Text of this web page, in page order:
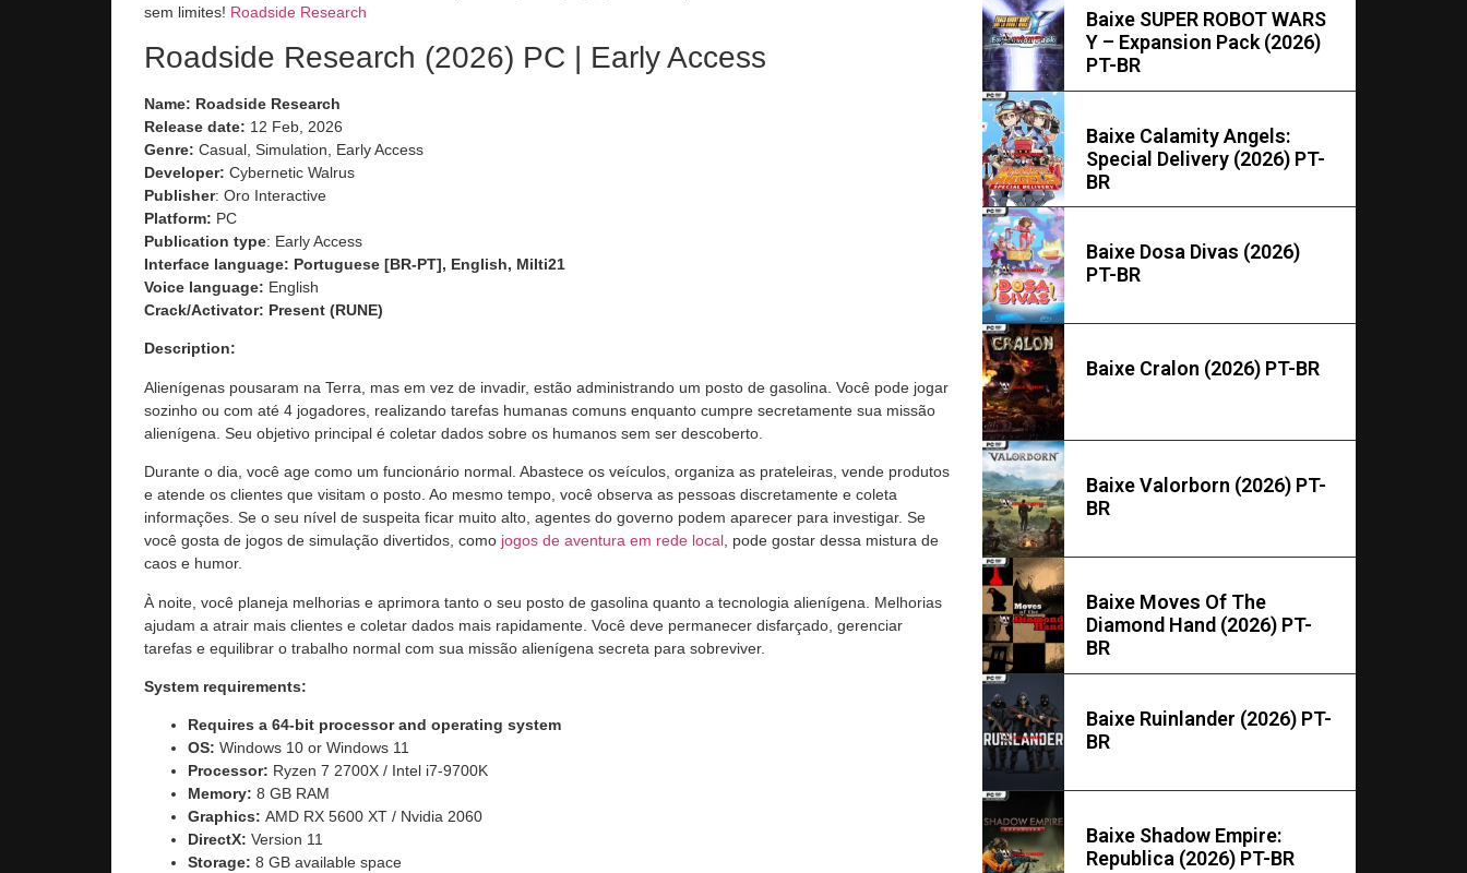
sem limites! Roadside Research
Roadside Research (2026) PC | Early Access
Name: Roadside Research
Release date: 12 Feb, 2026
Genre: Casual, Simulation, Early Access
Developer: Cybernetic Walrus
Publisher: Oro Interactive
Platform: PC
Publication type: Early Access
Interface language: Portuguese [BR-PT], English, Milti21
Voice language: English
Crack/Activator: Present (RUNE)
Description:
Alienígenas pousaram na Terra, mas em vez de invadir, estão administrando um posto de gasolina. Você pode jogar
sozinho ou com até 4 jogadores, realizando tarefas humanas comuns enquanto cumpre secretamente sua missão
alienígena. Seu objetivo principal é coletar dados sobre os humanos sem ser descoberto.
Durante o dia, você age como um funcionário normal. Abastece os veículos, organiza as prateleiras, vende produtos
e atende os clientes que visitam o posto. Ao mesmo tempo, você observa as pessoas discretamente e coleta
informações. Se o seu nível de suspeita ficar muito alto, agentes do governo podem aparecer para investigar. Se
você gosta de jogos de simulação divertidos, como jogos de aventura em rede local, pode gostar dessa mistura de
caos e humor.
À noite, você planeja melhorias e aprimora tanto o seu posto de gasolina quanto a tecnologia alienígena. Melhorias
ajudam a atrair mais clientes e coletar dados mais rapidamente. Você deve permanecer disfarçado, gerenciar
tarefas e equilibrar o trabalho normal com sua missão alienígena secreta para sobreviver.
System requirements:
Requires a 64-bit processor and operating system
OS: Windows 10 or Windows 11
Processor: Ryzen 7 2700X / Intel i7-9700K
Memory: 8 GB RAM
Graphics: AMD RX 5600 XT / Nvidia 2060
DirectX: Version 11
Storage: 8 GB available space
Baixe SUPER ROBOT WARS
Y – Expansion Pack (2026)
PT-BR
Baixe Calamity Angels:
Special Delivery (2026) PT-
BR
Baixe Dosa Divas (2026)
PT-BR
Baixe Cralon (2026) PT-BR
Baixe Valorborn (2026) PT-
BR
Baixe Moves Of The
Diamond Hand (2026) PT-
BR
Baixe Ruinlander (2026) PT-
BR
Baixe Shadow Empire:
Republica (2026) PT-BR